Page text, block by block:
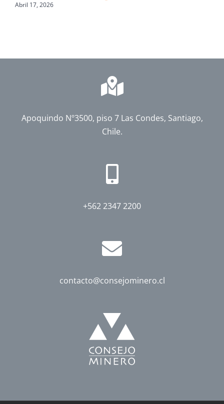
Abril 17, 2026
Apoquindo Nº3500, piso 7 Las Condes, Santiago,
Chile.
+562 2347 2200
contacto@consejominero.cl